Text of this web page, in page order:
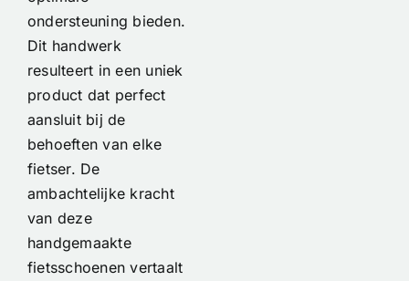
ondersteuning bieden.
Dit handwerk
resulteert in een uniek
product dat perfect
aansluit bij de
behoeften van elke
fietser. De
ambachtelijke kracht
van deze
handgemaakte
fietsschoenen vertaalt